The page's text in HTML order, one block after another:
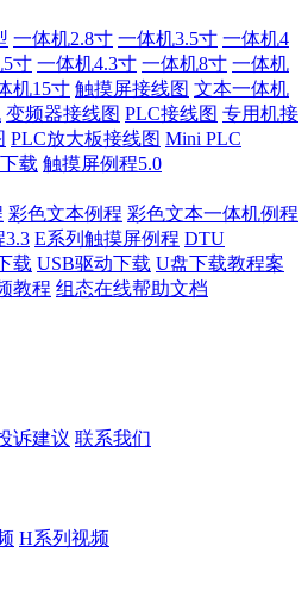
一体机2.8寸 一体机3.5寸 一体机4
寸 一体机4.3寸 一体机8寸 一体机
机15寸 触摸屏接线图 文本一体机
变频器接线图 PLC接线图 专用机接
PLC放大板接线图 Mini PLC
载 触摸屏例程5.0
彩色文本例程 彩色文本一体机例程
3.3 E系列触摸屏例程 DTU
载 USB驱动下载 U盘下载教程案
教程 组态在线帮助文档
诉建议 联系我们
H系列视频